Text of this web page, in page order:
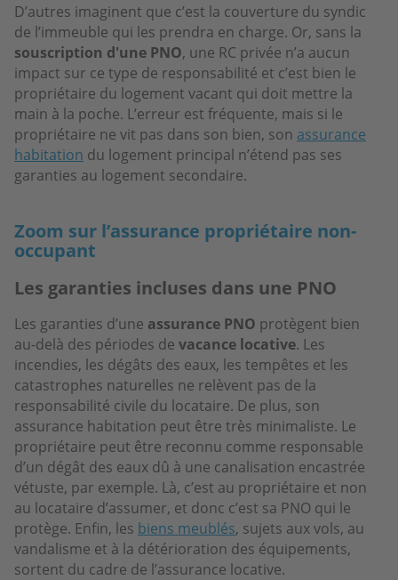
D’autres imaginent que c’est la couverture du syndic
de l’immeuble qui les prendra en charge. Or, sans la
souscription d'une PNO, une RC privée n’a aucun
impact sur ce type de responsabilité et c’est bien le
propriétaire du logement vacant qui doit mettre la
main à la poche. L’erreur est fréquente, mais si le
propriétaire ne vit pas dans son bien, son assurance
habitation du logement principal n’étend pas ses
garanties au logement secondaire.
Zoom sur l’assurance propriétaire non-
occupant
Les garanties incluses dans une PNO
Les garanties d’une assurance PNO protègent bien
au-delà des périodes de vacance locative. Les
incendies, les dégâts des eaux, les tempêtes et les
catastrophes naturelles ne relèvent pas de la
responsabilité civile du locataire. De plus, son
assurance habitation peut être très minimaliste. Le
propriétaire peut être reconnu comme responsable
d’un dégât des eaux dû à une canalisation encastrée
vétuste, par exemple. Là, c’est au propriétaire et non
au locataire d’assumer, et donc c’est sa PNO qui le
protège. Enfin, les biens meublés, sujets aux vols, au
vandalisme et à la détérioration des équipements,
sortent du cadre de l’assurance locative.